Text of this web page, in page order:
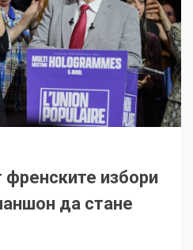
френските избори
да стане